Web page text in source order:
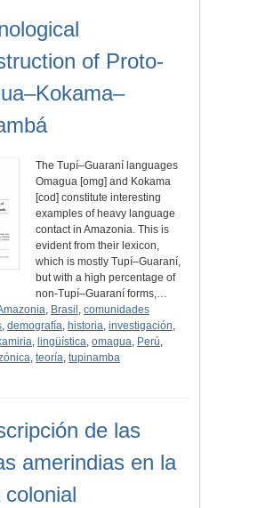
of Proto-
The Tupí–Guaraní languages
Omagua [omg] and Kokama
[cod] constitute interesting
examples of heavy language
contact in Amazonia. This is
evident from their lexicon,
which is mostly Tupí–Guaraní,
but with a high percentage of
non-Tupí–Guaraní forms,…
, Brasil , comunidades
, demografía, historia, investigación,
, lingüística, omagua, Perú,
, teoría, tupinamba
de las
amerindias en la
colonial